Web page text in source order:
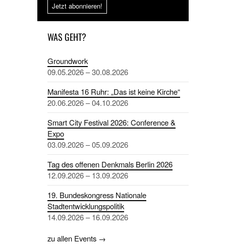
Jetzt abonnieren!
WAS GEHT?
Groundwork
09.05.2026 – 30.08.2026
Manifesta 16 Ruhr: „Das ist keine Kirche“
20.06.2026 – 04.10.2026
Smart City Festival 2026: Conference &
Expo
03.09.2026 – 05.09.2026
Tag des offenen Denkmals Berlin 2026
12.09.2026 – 13.09.2026
19. Bundeskongress Nationale
Stadtentwicklungspolitik
14.09.2026 – 16.09.2026
zu allen Events →